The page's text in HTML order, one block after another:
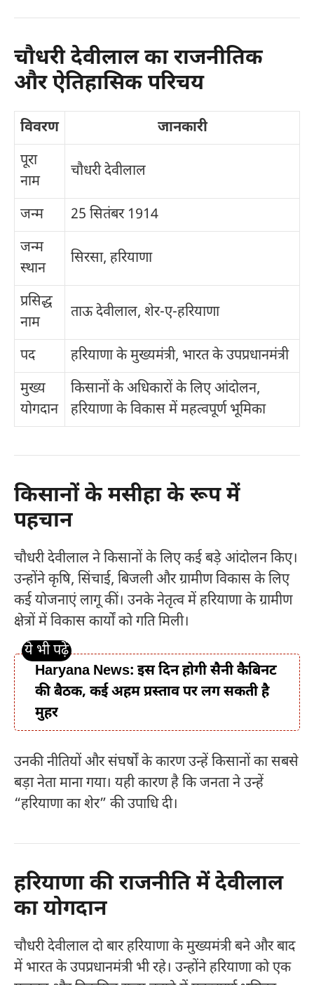
चौधरी देवीलाल का राजनीतिक
और ऐतिहासिक परिचय
विवरण
जानकारी
पूरा
नाम
चौधरी देवीलाल
जन्म
25 सितंबर 1914
जन्म
स्थान
सिरसा, हरियाणा
प्रसिद्ध
नाम
ताऊ देवीलाल, शेर-ए-हरियाणा
पद
हरियाणा के मुख्यमंत्री, भारत के उपप्रधानमंत्री
मुख्य
योगदान
किसानों के अधिकारों के लिए आंदोलन,
हरियाणा के विकास में महत्वपूर्ण भूमिका
किसानों के मसीहा के रूप में
पहचान
चौधरी देवीलाल ने किसानों के लिए कई बड़े आंदोलन किए।
उन्होंने कृषि, सिंचाई, बिजली और ग्रामीण विकास के लिए
कई योजनाएं लागू कीं। उनके नेतृत्व में हरियाणा के ग्रामीण
क्षेत्रों में विकास कार्यों को गति मिली।
Haryana News: इस दिन होगी सैनी कैबिनट
की बैठक, कई अहम प्रस्ताव पर लग सकती है
मुहर
उनकी नीतियों और संघर्षों के कारण उन्हें किसानों का सबसे
बड़ा नेता माना गया। यही कारण है कि जनता ने उन्हें
“हरियाणा का शेर” की उपाधि दी।
हरियाणा की राजनीति में देवीलाल
का योगदान
चौधरी देवीलाल दो बार हरियाणा के मुख्यमंत्री बने और बाद
में भारत के उपप्रधानमंत्री भी रहे। उन्होंने हरियाणा को एक